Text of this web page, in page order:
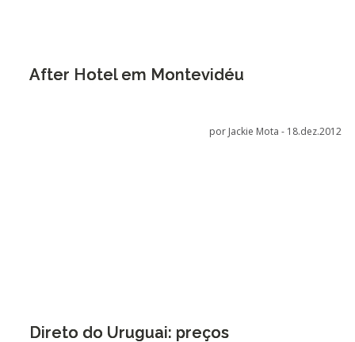
After Hotel em Montevidéu
por Jackie Mota - 18.dez.2012
Direto do Uruguai: preços